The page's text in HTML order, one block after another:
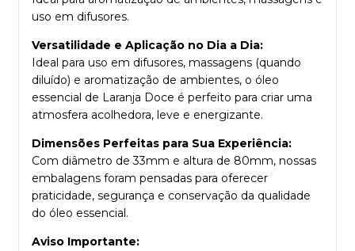
uso em difusores.
Versatilidade e Aplicação no Dia a Dia:
Ideal para uso em difusores, massagens (quando
diluído) e aromatização de ambientes, o óleo
essencial de Laranja Doce é perfeito para criar uma
atmosfera acolhedora, leve e energizante.
Dimensões Perfeitas para Sua Experiência:
Com diâmetro de 33mm e altura de 80mm, nossas
embalagens foram pensadas para oferecer
praticidade, segurança e conservação da qualidade
do óleo essencial.
Aviso Importante: